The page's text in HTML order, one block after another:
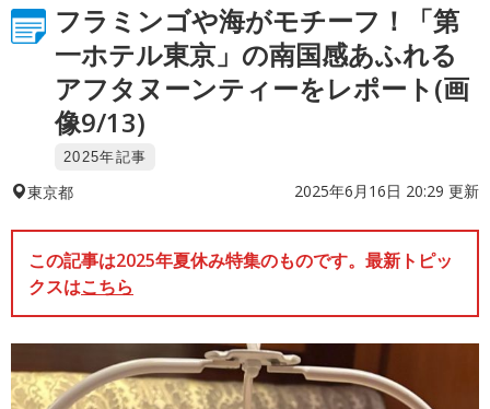
フラミンゴや海がモチーフ！「第
一ホテル東京」の南国感あふれる
アフタヌーンティーをレポート(画
像9/13)
2025年記事
東京都 2025年6月16日 20:29 更新
この記事は2025年夏休み特集のものです。最新トピッ
クスはこちら